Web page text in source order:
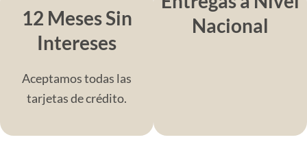
12 Meses Sin
Intereses
Aceptamos todas las
tarjetas de crédito.
Nacional